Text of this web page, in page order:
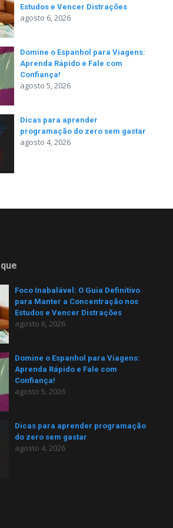
Estudos e Vencer Distrações
agosto 6, 2026
Domine o Espanhol para Viagens:
Aprenda Rápido e Fale com
Confiança!
agosto 5, 2026
Dicas para aprender
programação do zero sem gastar
agosto 4, 2026
Foco Inabalável: O Guia Definitivo
para Manter a Concentração nos
Estudos e Vencer Distrações
agosto 6, 2026
Domine o Espanhol para Viagens:
Aprenda Rápido e Fale com
Confiança!
agosto 5, 2026
Dicas para aprender programação
do zero sem gastar
agosto 4, 2026